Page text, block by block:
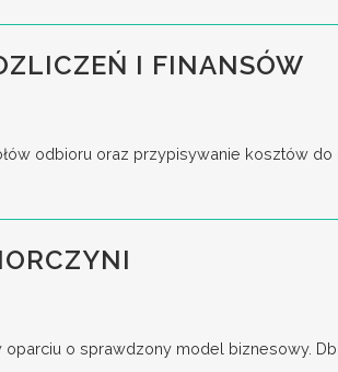
I FINANSÓW
odbioru oraz przypisywanie kosztów do
o sprawdzony model biznesowy.